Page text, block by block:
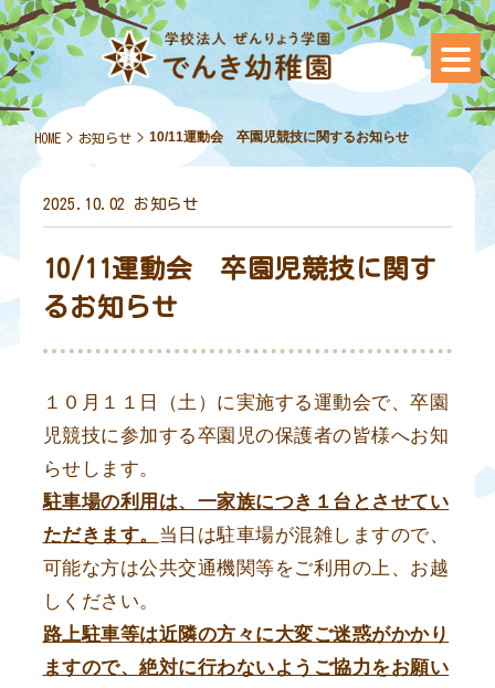
HOME > お知らせ > 10/11運動会 卒園児競技に関するお知らせ
2025.10.02 お知らせ
10/11運動会 卒園児競技に関す
るお知らせ
１０月１１日（土）に実施する運動会で、卒園
児競技に参加する卒園児の保護者の皆様へお知
らせします。
駐車場の利用は、一家族につき１台とさせてい
ただきます。 当日は駐車場が混雑しますので、
可能な方は公共交通機関等をご利用の上、お越
しください。
路上駐車等は近隣の方々に大変ご迷惑がかかり
ますので、絶対に行わないようご協力をお願い